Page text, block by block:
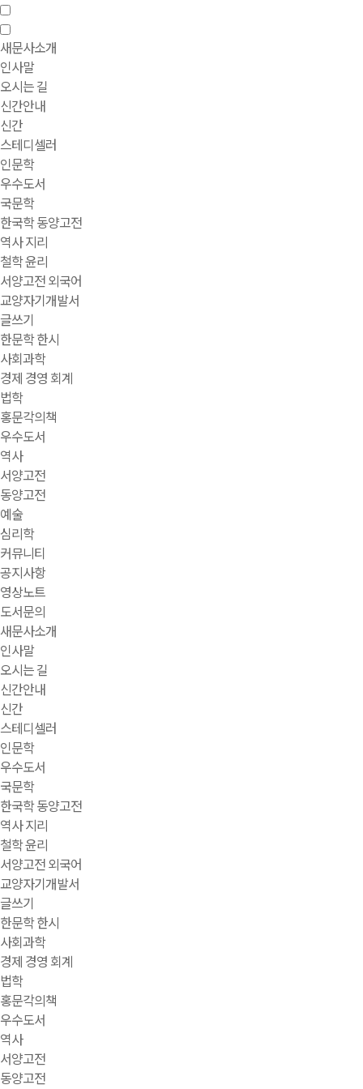
새문사소개
인사말
오시는 길
신간안내
신간
스테디셀러
인문학
우수도서
국문학
한국학 동양고전
역사 지리
철학 윤리
서양고전 외국어
교양자기개발서
글쓰기
한문학 한시
사회과학
경제 경영 회계
법학
홍문각의책
우수도서
역사
서양고전
동양고전
예술
심리학
커뮤니티
공지사항
영상노트
도서문의
새문사소개
인사말
오시는 길
신간안내
신간
스테디셀러
인문학
우수도서
국문학
한국학 동양고전
역사 지리
철학 윤리
서양고전 외국어
교양자기개발서
글쓰기
한문학 한시
사회과학
경제 경영 회계
법학
홍문각의책
우수도서
역사
서양고전
동양고전